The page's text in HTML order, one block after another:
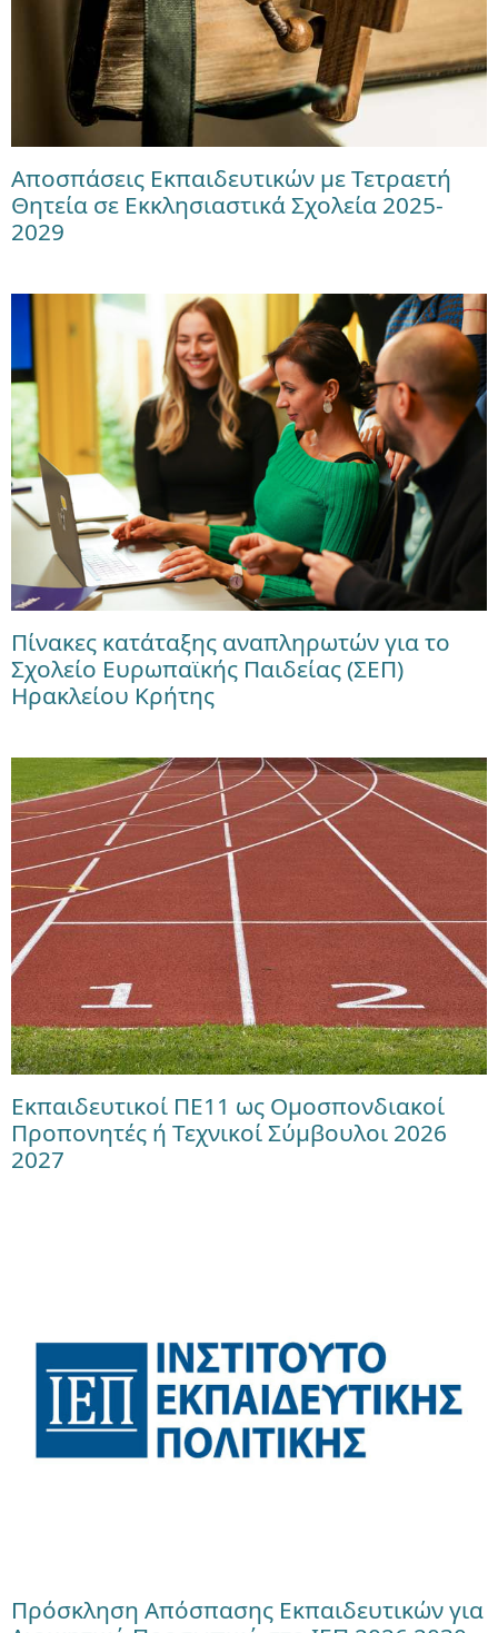
Αποσπάσεις Εκπαιδευτικών με Τετραετή
Θητεία σε Εκκλησιαστικά Σχολεία 2025-
2029
Πίνακες κατάταξης αναπληρωτών για το
Σχολείο Ευρωπαϊκής Παιδείας (ΣΕΠ)
Ηρακλείου Κρήτης
Εκπαιδευτικοί ΠΕ11 ως Ομοσπονδιακοί
Προπονητές ή Τεχνικοί Σύμβουλοι 2026
2027
Πρόσκληση Απόσπασης Εκπαιδευτικών για